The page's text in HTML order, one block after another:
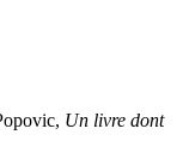
Un livre dont